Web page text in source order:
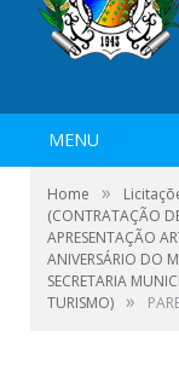
MENU
Home »
(CONTRATAÇÃO
APRESENTAÇÃO
ANIVERSÁRIO DO
SECRETARIA
TURISMO) »